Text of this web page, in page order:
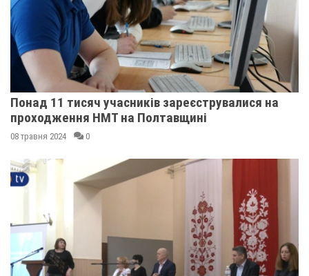
Понад 11 тисяч учасників зареєструвалися на
проходження НМТ на Полтавщині
08 травня 2024 0